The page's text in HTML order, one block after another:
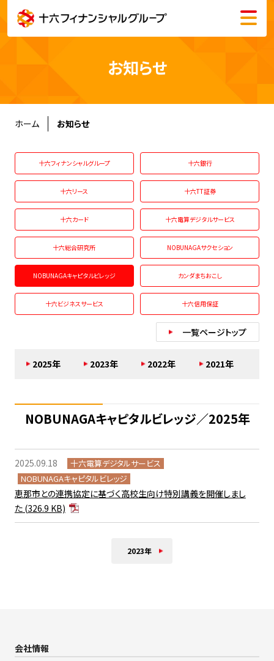
メニュー
会社情報
サステナビリティ
採用情報
English
お知らせ
ホーム お知らせ
十六フィナンシャルグループ 十六銀行
十六リース 十六TT証券
十六カード 十六電算デジタルサービス
十六総合研究所 NOBUNAGAサクセション
NOBUNAGAキャピタルビレッジ カンダまちおこし
十六ビジネスサービス 十六信用保証
一覧ページトップ
2025年 2023年 2022年 2021年
NOBUNAGAキャピタルビレッジ／2025年
2025.09.18
十六電算デジタルサービス
NOBUNAGAキャピタルビレッジ
恵那市との連携協定に基づく高校生向け特別講義を開催しまし
た(326.9 KB)
2023年
会社情報